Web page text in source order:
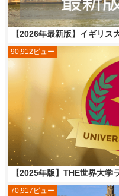
【2026年最新版】イギリス
【2025年版】THE世界大学
90,912ビュー
70,917ビュー